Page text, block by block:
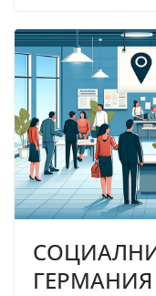
ГЕРМАНИЯ